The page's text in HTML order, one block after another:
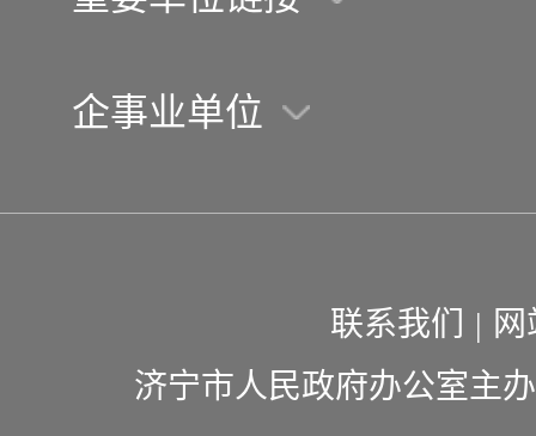
企事业单位
联系我们 |
济宁市人民政府办公室主